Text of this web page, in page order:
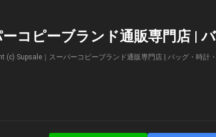
コピーブランド通販専門店 |
(c) Supsale｜スーパーコピーブランド通販専門店 | バッグ・時計